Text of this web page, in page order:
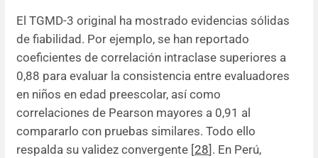
El TGMD-3 original ha mostrado evidencias sólidas
de fiabilidad. Por ejemplo, se han reportado
coeficientes de correlación intraclase superiores a
0,88 para evaluar la consistencia entre evaluadores
en niños en edad preescolar, así como
correlaciones de Pearson mayores a 0,91 al
compararlo con pruebas similares. Todo ello
respalda su validez convergente [28]. En Perú,